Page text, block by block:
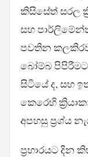
කිසිසේත් සරල
සහ
පවතින
බෝම්බ පිපිරීමට
සිටියේ ද, සහ
කෙරෙහි
අපහසු ප්‍රශ්ය
ප්‍රහාරයට දින